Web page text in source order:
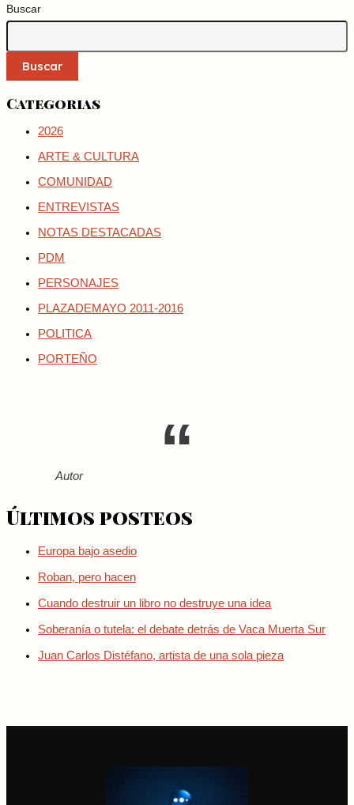
Buscar
Buscar
Categorias
2026
ARTE & CULTURA
COMUNIDAD
ENTREVISTAS
NOTAS DESTACADAS
PDM
PERSONAJES
PLAZADEMAYO 2011-2016
POLITICA
PORTEÑO
Autor
Últimos posteos
Europa bajo asedio
Roban, pero hacen
Cuando destruir un libro no destruye una idea
Soberanía o tutela: el debate detrás de Vaca Muerta Sur
Juan Carlos Distéfano, artista de una sola pieza